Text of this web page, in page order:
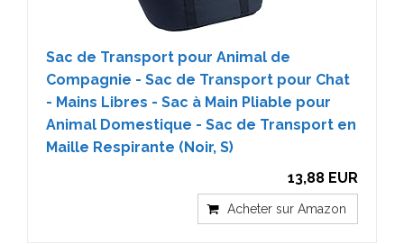
Sac de Transport pour Animal de
Compagnie - Sac de Transport pour Chat
- Mains Libres - Sac à Main Pliable pour
Animal Domestique - Sac de Transport en
Maille Respirante (Noir, S)
13,88 EUR
Acheter sur Amazon